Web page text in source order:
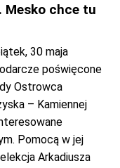
chce tu
30 maja
poświęcone
Ostrowca
– Kamiennej
Pomocą w jej
Arkadiusza